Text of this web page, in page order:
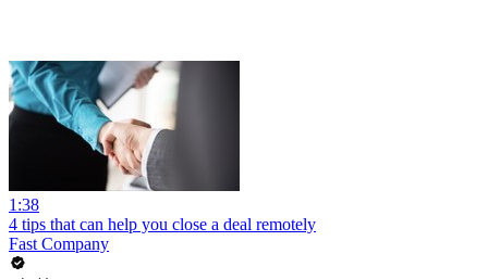
1:38
4 tips that can help you close a deal remotely
Fast Company